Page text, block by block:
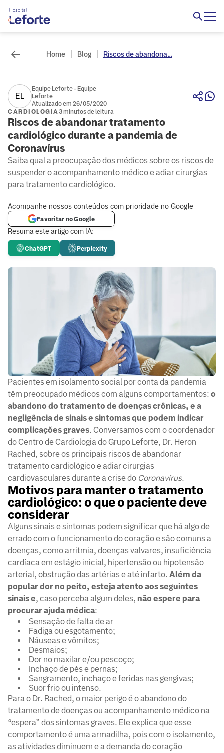
Home Blog Riscos de abandona...
EL
Equipe Leforte - Equipe
Leforte
Atualizado em 26/05/2020
CARDIOLOGIA3 minutos de leitura
Riscos de abandonar tratamento
cardiológico durante a pandemia de
Coronavírus
Saiba qual a preocupação dos médicos sobre os riscos de
suspender o acompanhamento médico e adiar cirurgias
para tratamento cardiológico.
Resuma este artigo com IA:
ChatGPT Perplexity
Acompanhe nossos conteúdos com prioridade no Google
Favoritar no Google
Pacientes em isolamento social por conta da pandemia
têm preocupado médicos com alguns comportamentos: o
abandono do tratamento de doenças crônicas, e a
negligência de sinais e sintomas que podem indicar
complicações graves. Conversamos com o coordenador
do Centro de Cardiologia do Grupo Leforte, Dr. Heron
Rached, sobre os principais riscos de abandonar
tratamento cardiológico e adiar cirurgias
cardiovasculares durante a crise do Coronavírus.
Motivos para manter o tratamento
cardiológico: o que o paciente deve
considerar
Alguns sinais e sintomas podem significar que há algo de
errado com o funcionamento do coração e são comuns a
doenças, como arritmia, doenças valvares, insuficiência
cardíaca em estágio inicial, hipertensão ou hipotensão
arterial, obstrução das artérias e até infarto. Além da
popular dor no peito, esteja atento aos seguintes
sinais e, caso perceba algum deles, não espere para
procurar ajuda médica:
Sensação de falta de ar
Fadiga ou esgotamento;
Náuseas e vômitos;
Desmaios;
Dor no maxilar e/ou pescoço;
Inchaço de pés e pernas;
Sangramento, inchaço e feridas nas gengivas;
Suor frio ou intenso.
Para o Dr. Rached, o maior perigo é o abandono do
tratamento de doenças ou acompanhamento médico na
“espera” dos sintomas graves. Ele explica que esse
comportamento é uma armadilha, pois com o isolamento,
as atividades diminuem e a demanda do coração